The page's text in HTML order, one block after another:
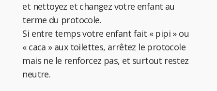
et nettoyez et changez votre enfant au
terme du protocole.
Si entre temps votre enfant fait « pipi » ou
« caca » aux toilettes, arrêtez le protocole
mais ne le renforcez pas, et surtout restez
neutre.